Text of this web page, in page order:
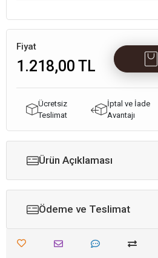
Fiyat
1.218,00 TL
Ücretsiz
Teslimat
İptal ve İade
Avantajı
Ürün Açıklaması
Ödeme ve Teslimat